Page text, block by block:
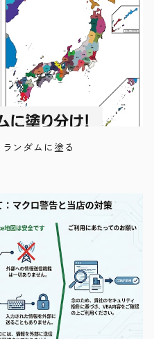
ンダムに塗る